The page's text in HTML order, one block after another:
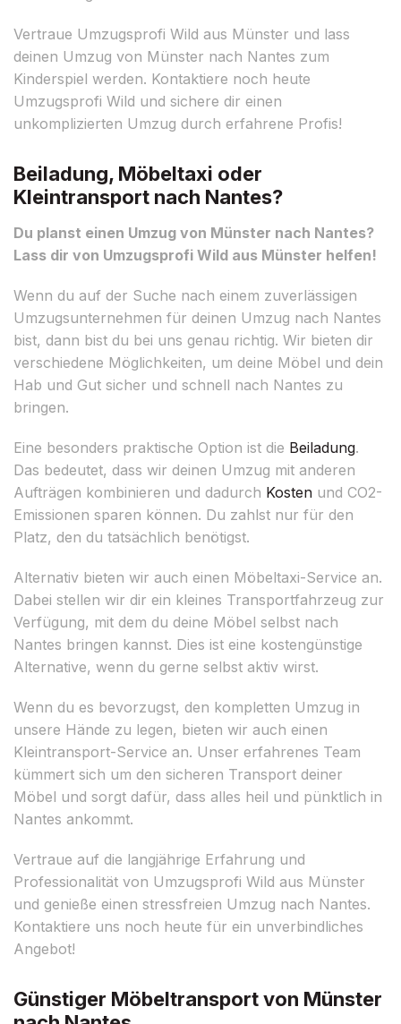
Vertraue Umzugsprofi Wild aus Münster und lass
deinen Umzug von Münster nach Nantes zum
Kinderspiel werden. Kontaktiere noch heute
Umzugsprofi Wild und sichere dir einen
unkomplizierten Umzug durch erfahrene Profis!
Beiladung, Möbeltaxi oder
Kleintransport nach Nantes?
Du planst einen Umzug von Münster nach Nantes?
Lass dir von Umzugsprofi Wild aus Münster helfen!
Wenn du auf der Suche nach einem zuverlässigen
Umzugsunternehmen für deinen Umzug nach Nantes
bist, dann bist du bei uns genau richtig. Wir bieten dir
verschiedene Möglichkeiten, um deine Möbel und dein
Hab und Gut sicher und schnell nach Nantes zu
bringen.
Eine besonders praktische Option ist die Beiladung.
Das bedeutet, dass wir deinen Umzug mit anderen
Aufträgen kombinieren und dadurch Kosten und CO2-
Emissionen sparen können. Du zahlst nur für den
Platz, den du tatsächlich benötigst.
Alternativ bieten wir auch einen Möbeltaxi-Service an.
Dabei stellen wir dir ein kleines Transportfahrzeug zur
Verfügung, mit dem du deine Möbel selbst nach
Nantes bringen kannst. Dies ist eine kostengünstige
Alternative, wenn du gerne selbst aktiv wirst.
Wenn du es bevorzugst, den kompletten Umzug in
unsere Hände zu legen, bieten wir auch einen
Kleintransport-Service an. Unser erfahrenes Team
kümmert sich um den sicheren Transport deiner
Möbel und sorgt dafür, dass alles heil und pünktlich in
Nantes ankommt.
Vertraue auf die langjährige Erfahrung und
Professionalität von Umzugsprofi Wild aus Münster
und genieße einen stressfreien Umzug nach Nantes.
Kontaktiere uns noch heute für ein unverbindliches
Angebot!
Günstiger Möbeltransport von Münster